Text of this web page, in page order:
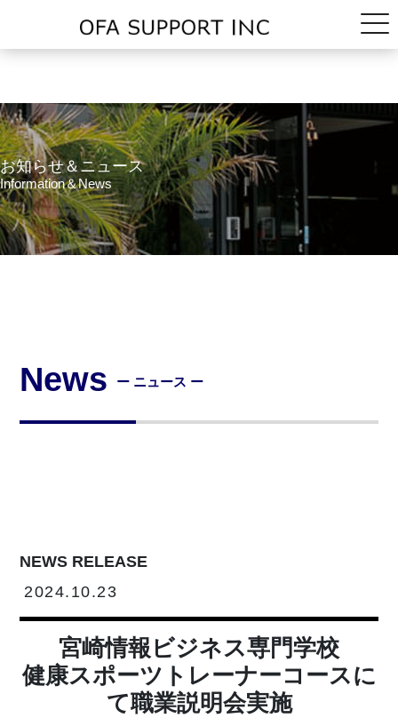
お知らせ＆ニュース
Information＆News
News ー ニュース ー
NEWS RELEASE
2024.10.23
宮崎情報ビジネス専門学校
健康スポーツトレーナーコースに
て職業説明会実施